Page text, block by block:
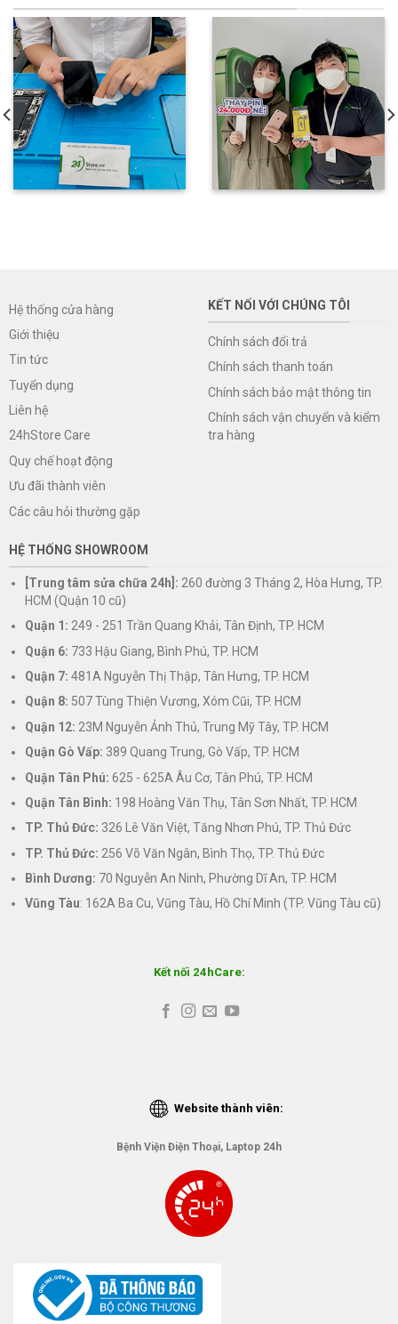
Hệ thống cửa hàng
Giới thiệu
Tin tức
Tuyển dụng
Liên hệ
24hStore Care
Quy chế hoạt động
Ưu đãi thành viên
Các câu hỏi thường gặp
KẾT NỐI VỚI CHÚNG TÔI
Chính sách đổi trả
Chính sách thanh toán
Chính sách bảo mật thông tin
Chính sách vận chuyển và kiểm
tra hàng
HỆ THỐNG SHOWROOM
[Trung tâm sửa chữa 24h]: 260 đường 3 Tháng 2, Hòa Hưng, TP.
HCM (Quận 10 cũ)
Quận 1: 249 - 251 Trần Quang Khải, Tân Định, TP. HCM
Quận 6: 733 Hậu Giang, Bình Phú, TP. HCM
Quận 7: 481A Nguyễn Thị Thập, Tân Hưng, TP. HCM
Quận 8: 507 Tùng Thiện Vương, Xóm Cũi, TP. HCM
Quận 12: 23M Nguyễn Ảnh Thủ, Trung Mỹ Tây, TP. HCM
Quận Gò Vấp: 389 Quang Trung, Gò Vấp, TP. HCM
Quận Tân Phú: 625 - 625A Âu Cơ, Tân Phú, TP. HCM
Quận Tân Bình: 198 Hoàng Văn Thụ, Tân Sơn Nhất, TP. HCM
TP. Thủ Đức: 326 Lê Văn Việt, Tăng Nhơn Phú, TP. Thủ Đức
TP. Thủ Đức: 256 Võ Văn Ngân, Bình Thọ, TP. Thủ Đức
Bình Dương: 70 Nguyễn An Ninh, Phường Dĩ An, TP. HCM
Vũng Tàu: 162A Ba Cu, Vũng Tàu, Hồ Chí Minh (TP. Vũng Tàu cũ)
Kết nối 24hCare:
Website thành viên:
Bệnh Viện Điện Thoại, Laptop 24h